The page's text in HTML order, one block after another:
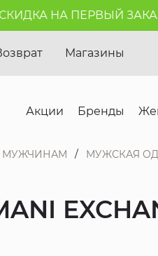
НА ПЕРВЫЙ ЗАКАЗ
Магазины
Акции Бренды
МУЖЧИНАМ МУЖСКАЯ